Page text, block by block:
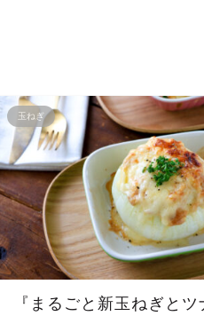
玉ねぎ
『まるごと新玉ねぎと